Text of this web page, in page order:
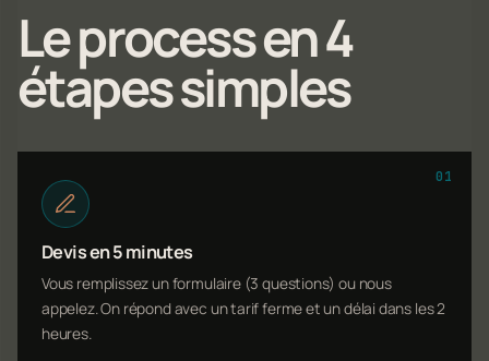
Le process en 4
étapes simples
01
Devis en 5 minutes
Vous remplissez un formulaire (3 questions) ou nous
appelez. On répond avec un tarif ferme et un délai dans les 2
heures.